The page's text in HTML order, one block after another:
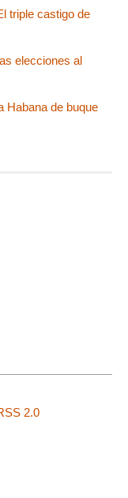
triple castigo de
elecciones al
Habana de buque
2.0